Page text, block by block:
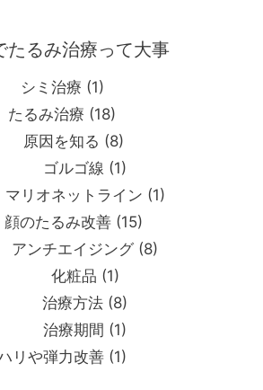
たるみ治療って大事
シミ治療 (1)
たるみ治療 (18)
原因を知る (8)
ゴルゴ線 (1)
マリオネットライン (1)
顔のたるみ改善(15)
アンチエイジング (8)
化粧品 (1)
治療方法 (8)
治療期間 (1)
リや弾力改善 (1)